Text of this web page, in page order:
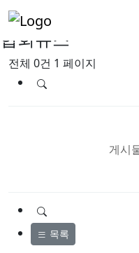
협회뉴스
전체 0건 1 페이지
게시
목록